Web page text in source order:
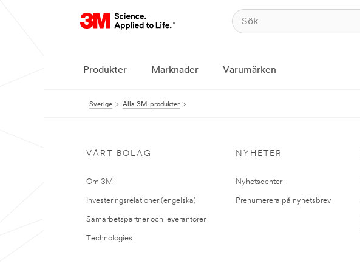
Produkter Marknader Varumärken
Sverige Alla 3M-produkter
VÅRT BOLAG
Om 3M
Investeringsrelationer (engelska)
Samarbetspartner och leverantörer
Technologies
NYHETER
Nyhetscenter
Prenumerera på nyhetsbrev